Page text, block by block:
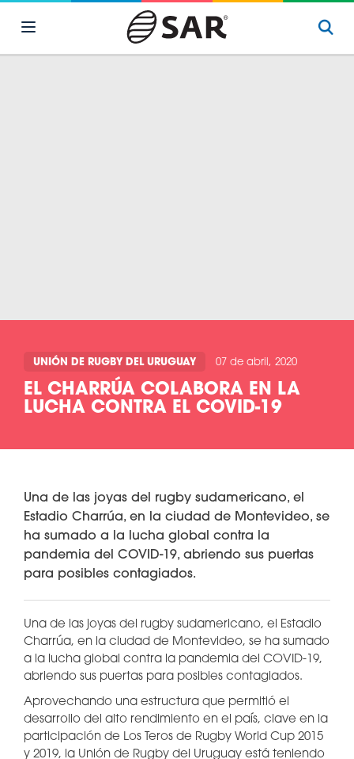
UNIÓN DE RUGBY DEL URUGUAY 07 de abril, 2020
EL CHARRÚA COLABORA EN LA
LUCHA CONTRA EL COVID-19
Una de las joyas del rugby sudamericano, el
Estadio Charrúa, en la ciudad de Montevideo, se
ha sumado a la lucha global contra la
pandemia del COVID-19, abriendo sus puertas
para posibles contagiados.
Una de las joyas del rugby sudamericano, el Estadio
Charrúa, en la ciudad de Montevideo, se ha sumado
a la lucha global contra la pandemia del COVID-19,
abriendo sus puertas para posibles contagiados.
Aprovechando una estructura que permitió el
desarrollo del alto rendimiento en el país, clave en la
participación de Los Teros de Rugby World Cup 2015
y 2019, la Unión de Rugby del Uruguay está teniendo